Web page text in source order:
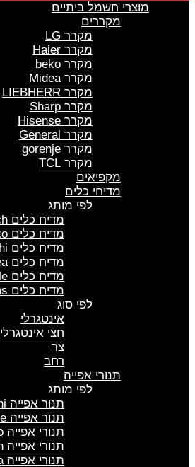
מוצרי חשמל ביתיים
מקררים
מקרר LG
מקרר Haier
מקרר beko
מקרר Midea
מקרר LIEBHERR
מקרר Sharp
מקרר Hisense
מקרר General
מקרר gorenje
מקרר TCL
מקפיאים
מדיחי כלים
לפי מותג
מדיח כלים Bosch
מדיח כלים beko
מדיח כלים Delonghi
מדיח כלים Midea
מדיח כלים Miele
מדיח כלים Siemens
לפי סוג
אינטגרלי
חצי אינטגרלי
צר
רחב
תנורי אפייה
לפי מותג
תנור אפייה Delonghi
תנור אפייה Miele
תנורי אפייה beko
תנורי אפייה Bosch
תנורי אפייה Constructa